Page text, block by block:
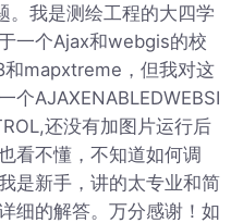
我是测绘工程的大四学
一个Ajax和webgis的校
mapxtreme，但我对这
个AJAXENABLEDWEBSI
还没有加图片运行后
看不懂，不知道如何调
是新手，讲的太专业和简
细的解答。万分感谢！如